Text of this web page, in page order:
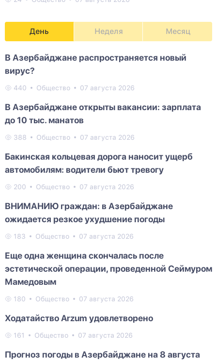
День Неделя Месяц
В Азербайджане распространяется новый
вирус?
440 Общество 07 августа 2026
В Азербайджане открыты вакансии: зарплата
до 10 тыс. манатов
388 Общество 07 августа 2026
Бакинская кольцевая дорога наносит ущерб
автомобилям: водители бьют тревогу
200 Общество 07 августа 2026
ВНИМАНИЮ граждан: в Азербайджане
ожидается резкое ухудшение погоды
183 Общество 07 августа 2026
Еще одна женщина скончалась после
эстетической операции, проведенной Сеймуром
Мамедовым
180 Общество 07 августа 2026
Ходатайство Arzum удовлетворено
161 Общество 07 августа 2026
Прогноз погоды в Азербайджане на 8 августа